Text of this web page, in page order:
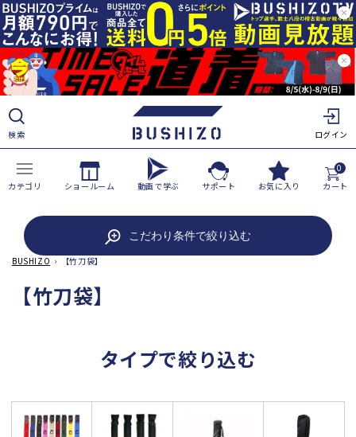
ツ
に
進
む
検索 ログイン
カテゴリ ショールーム 動画で学ぶ サポート お気に入り
0
カート
こだわり条件で絞り込む
BUSHIZO › 【竹刀袋】
コ
ョ
ン
【竹刀袋】
タイプで絞り込む